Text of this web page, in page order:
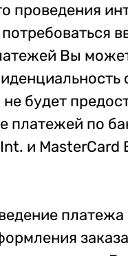
проведения
Вы
будет
по
и MasterCard
платежа